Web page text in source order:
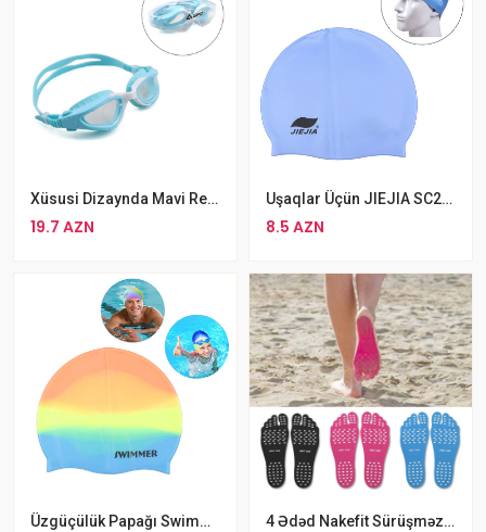
Xüsusi Dizaynda Mavi Rengli Aspo Üzgüçülük Eynəyi
19.7 AZN
Uşaqlar Üçün JIEJIA SC208 Üzgüçülük Papağı
8.5 AZN
Üzgüçülük Papağı Swimmer Rengbereng 4 Ədəd Nakefit Sürüşməz Suya Və Zədəyə Davamlı Dəniz Üçün Ayaqlıq